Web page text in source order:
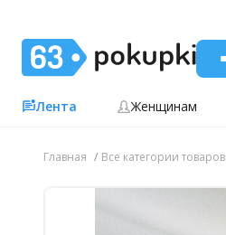
Лента Женщинам
Главная Все категории товаров